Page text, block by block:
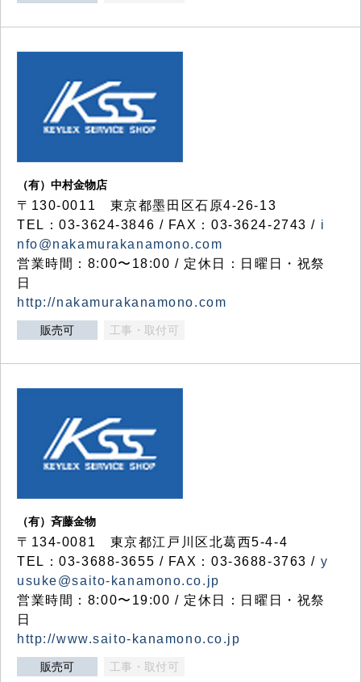
（有）中村金物店
〒130-0011 東京都墨田区石原4-26-13
TEL：03-3624-3846 / FAX：03-3624-2743 / i
nfo@nakamurakanamono.com
営業時間：8:00〜18:00 / 定休日：日曜日・祝祭
日
http://nakamurakanamono.com
販売可 工事・取付可
（有）斉藤金物
〒134-0081 東京都江戸川区北葛西5-4-4
TEL：03-3688-3655 / FAX：03-3688-3763 / y
usuke@saito-kanamono.co.jp
営業時間：8:00〜19:00 / 定休日：日曜日・祝祭
日
http://www.saito-kanamono.co.jp
販売可 工事・取付可